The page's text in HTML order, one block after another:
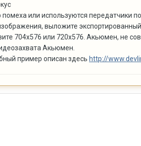
или используются передатчики
выложите
704x576 или 720х576. Акьюмен, не
Акьюмен.
пример описан здесь http://